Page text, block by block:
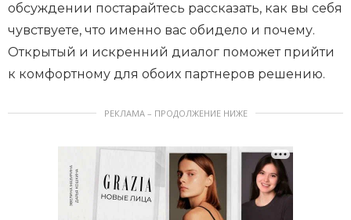
обсуждении постарайтесь рассказать, как вы себя
чувствуете, что именно вас обидело и почему.
Открытый и искренний диалог поможет прийти
к комфортному для обоих партнеров решению.
РЕКЛАМА – ПРОДОЛЖЕНИЕ НИЖЕ